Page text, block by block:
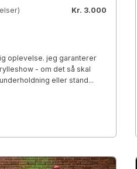
Kr. 3.000
oplevelse. jeg garanterer
- om det så skal
eller stand...